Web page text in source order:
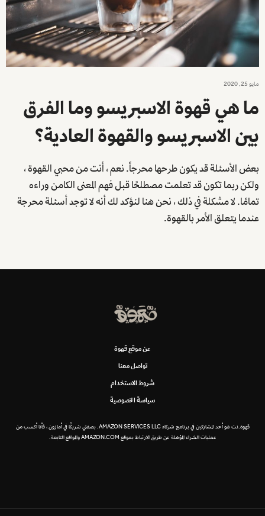
مايو 25, 2020
ما هي قهوة الاسبريسو وما الفرق
بين الاسبريسو والقهوة العادية؟
بعض الأسئلة قد يكون طرحها محرجاً. نعم ، أنت من محبي القهوة ،
ولكن ربما تكون قد تعلمت مصطلحًا قبل فهم المعنى الكامن وراءه
تمامًا. لا مشكلة في ذلك ، نحن هنا لنؤكد لك أنه لا توجد أسئلة محرجة
عندما يتعلق الأمر بالقهوة.
عن موقع قهوة
تواصل معنا
شروط الاستخدام
سياسة الخصوصية
قهوة.نت هو أحد المشاركين في برنامج شركاء AMAZON SERVICES LLC. بصفتي شريكًا في أمازون ، فأنا أكسب من
عمليات الشراء المؤهلة عن طريق الارتباط بموقع AMAZON.COM والمواقع التابعة.